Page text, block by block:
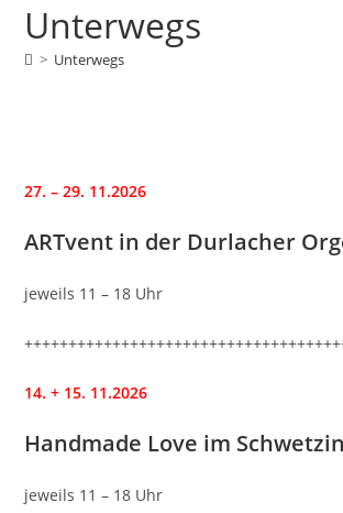
Unterwegs
> Unterwegs
27. – 29. 11.2026
ARTvent in der Durlacher
jeweils 11 – 18 Uhr
14. + 15. 11.2026
Handmade Love im
jeweils 11 – 18 Uhr